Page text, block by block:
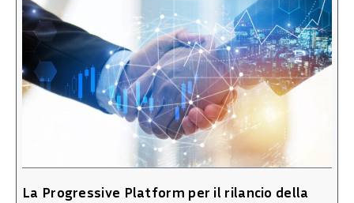
La Progressive Platform per il rilancio della